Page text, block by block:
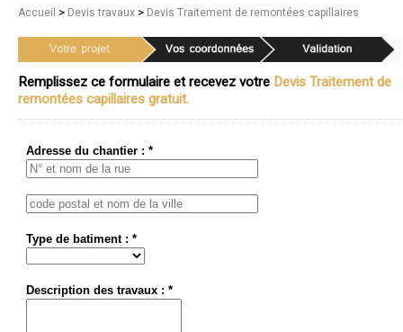
Accueil > Devis travaux > Devis Traitement de remontées capillaires
Remplissez ce formulaire et recevez votre Devis Traitement de
remontées capillaires gratuit.
Adresse du chantier : *
Type de batiment : *
Description des travaux : *